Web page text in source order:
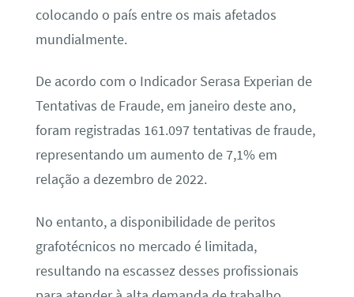
colocando o país entre os mais afetados
mundialmente.
De acordo com o Indicador Serasa Experian de
Tentativas de Fraude, em janeiro deste ano,
foram registradas 161.097 tentativas de fraude,
representando um aumento de 7,1% em
relação a dezembro de 2022.
No entanto, a disponibilidade de peritos
grafotécnicos no mercado é limitada,
resultando na escassez desses profissionais